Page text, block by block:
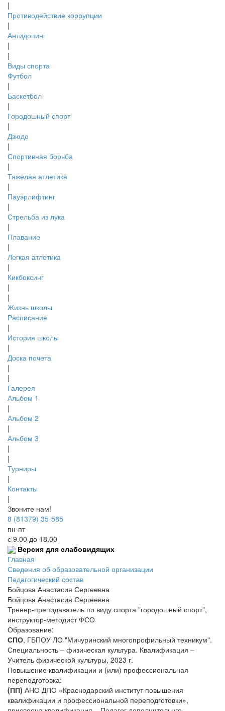
|
Противодействие коррупции
|
Антидопинг
|
|
Виды спорта
Футбол
|
Баскетбол
|
Городошный спорт
|
Дзюдо
|
Спортивная борьба
|
Тяжелая атлетика
|
Пауэрлифтинг
|
Стрельба из лука
|
Плавание
|
Легкая атлетика
|
Кикбоксинг
|
|
Жизнь школы
Расписание
|
История школы
|
Доска почета
|
|
Галерея
Альбом 1
|
Альбом 2
|
Альбом 3
|
|
Турниры
|
Контакты
|
Звоните нам!
8 (81379) 35-585
пн-пт
с 9.00 до 18.00
Версия для слабовидящих
Главная
Сведения об образовательной организации
Педагогический состав
Бойцова Анастасия Сергеевна
Бойцова Анастасия Сергеевна
Тренер-преподаватель по виду спорта "городошный спорт",
инструктор-методист ФСО
Образование:
СПО, ГБПОУ ЛО "Мичуринский многопрофильный техникум".
Специальность – физическая культура. Квалификация –
Учитель физической культуры, 2023 г.
Повышение квалификации и (или) профессиональная
переподготовка:
(ПП) АНО ДПО «Краснодарский институт повышения
квалификации и профессиональной переподготовки»,